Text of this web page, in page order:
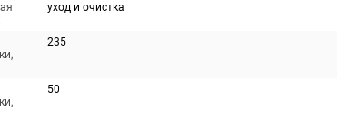
уход и очистка
235
50